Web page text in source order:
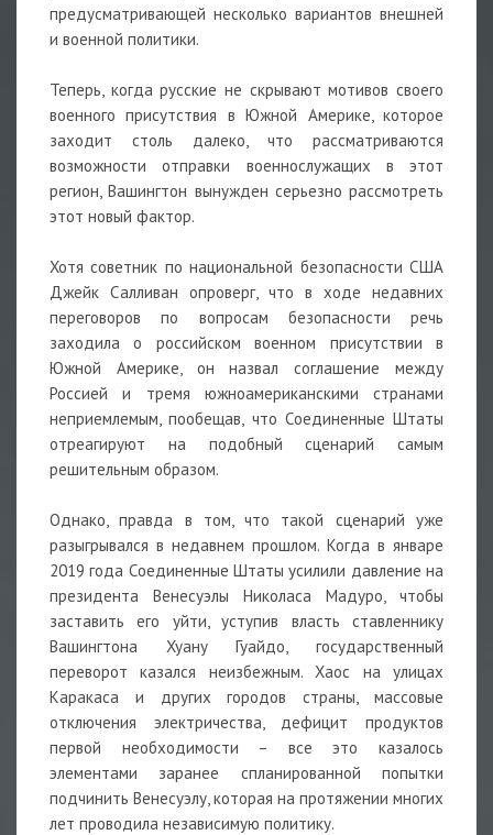
предусматривающей несколько вариантов внешней
и военной политики.
Теперь, когда русские не скрывают мотивов своего
военного присутствия в Южной Америке, которое
заходит столь далеко, что рассматриваются
возможности отправки военнослужащих в этот
регион, Вашингтон вынужден серьезно рассмотреть
этот новый фактор.
Хотя советник по национальной безопасности США
Джейк Салливан опроверг, что в ходе недавних
переговоров по вопросам безопасности речь
заходила о российском военном присутствии в
Южной Америке, он назвал соглашение между
Россией и тремя южноамериканскими странами
неприемлемым, пообещав, что Соединенные Штаты
отреагируют на подобный сценарий самым
решительным образом.
Однако, правда в том, что такой сценарий уже
разыгрывался в недавнем прошлом. Когда в январе
2019 года Соединенные Штаты усилили давление на
президента Венесуэлы Николаса Мадуро, чтобы
заставить его уйти, уступив власть ставленнику
Вашингтона Хуану Гуайдо, государственный
переворот казался неизбежным. Хаос на улицах
Каракаса и других городов страны, массовые
отключения электричества, дефицит продуктов
первой необходимости – все это казалось
элементами заранее спланированной попытки
подчинить Венесуэлу, которая на протяжении многих
лет проводила независимую политику.